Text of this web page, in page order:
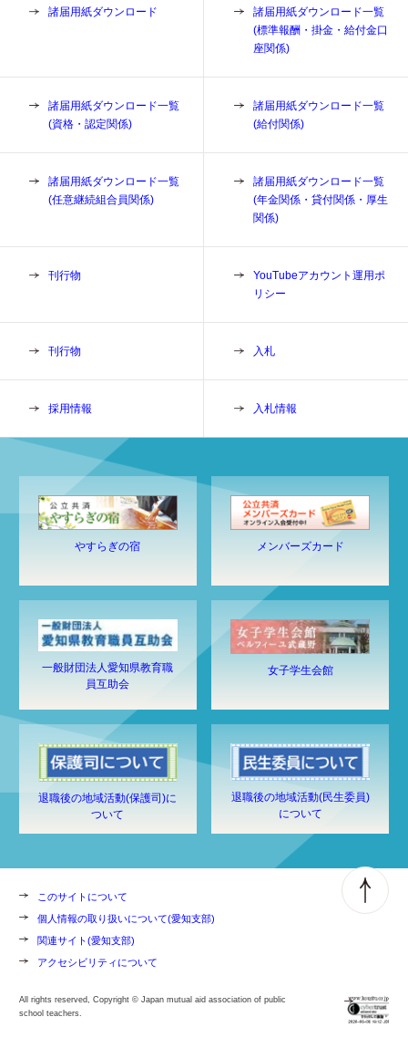
諸届用紙ダウンロード
諸届用紙ダウンロード一覧
(標準報酬・掛金・給付金口
座関係)
諸届用紙ダウンロード一覧
(資格・認定関係)
諸届用紙ダウンロード一覧
(給付関係)
諸届用紙ダウンロード一覧
(任意継続組合員関係)
諸届用紙ダウンロード一覧
(年金関係・貸付関係・厚生
関係)
刊行物
YouTubeアカウント運用ポ
リシー
刊行物 入札
採用情報 入札情報
やすらぎの宿 メンバーズカード
一般財団法人愛知県教育職
員互助会
女子学生会館
退職後の地域活動(保護司)に
ついて
退職後の地域活動(民生委員)
について
このサイトについて
個人情報の取り扱いについて(愛知支部)
関連サイト(愛知支部)
アクセシビリティについて
All rights reserved, Copyright © Japan mutual aid association of public
school teachers.